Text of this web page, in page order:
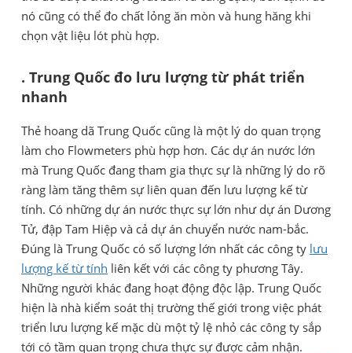
nó cũng có thể đo chất lỏng ăn mòn và hung hăng khi
chọn vật liệu lót phù hợp.
. Trung Quốc đo lưu lượng từ phát triển
nhanh
Thẻ hoang dã Trung Quốc cũng là một lý do quan trọng
làm cho Flowmeters phù hợp hơn. Các dự án nước lớn
mà Trung Quốc đang tham gia thực sự là những lý do rõ
ràng làm tăng thêm sự liên quan đến lưu lượng kế từ
tính. Có những dự án nước thực sự lớn như dự án Dương
Tử, đập Tam Hiệp và cả dự án chuyển nước nam-bắc.
Đúng là Trung Quốc có số lượng lớn nhất các công ty lưu
lượng kế từ tính liên kết với các công ty phương Tây.
Những người khác đang hoạt động độc lập. Trung Quốc
hiện là nhà kiểm soát thị trường thế giới trong việc phát
triển lưu lượng kế mặc dù một tỷ lệ nhỏ các công ty sắp
tới có tầm quan trọng chưa thực sự được cảm nhận.